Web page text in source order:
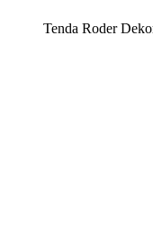
Tenda Roder